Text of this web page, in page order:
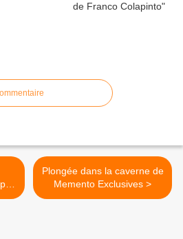
Plongée dans la caverne de
Memento Exclusives >